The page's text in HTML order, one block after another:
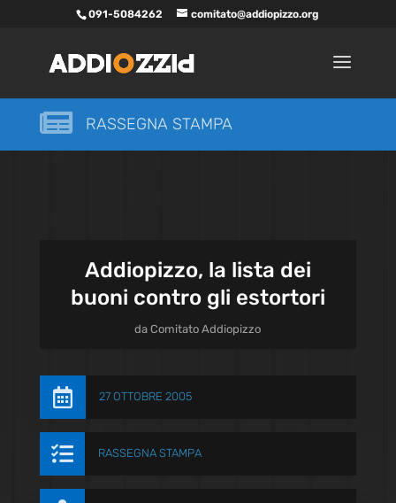
091-5084262 comitato@addiopizzo.org
 RASSEGNA STAMPA
Addiopizzo, la lista dei
buoni contro gli estortori
daComitato Addiopizzo
 27 OTTOBRE 2005
 RASSEGNA STAMPA